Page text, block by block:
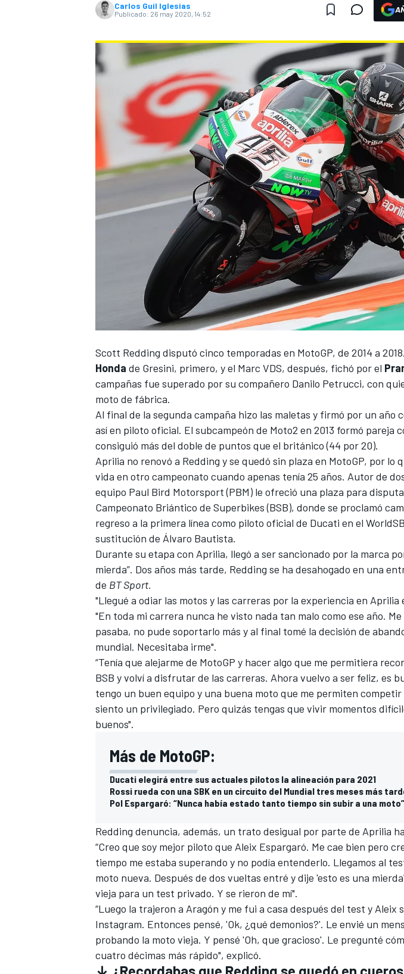
WEC
MÁS CATEGORÍAS
Carlos Guil Iglesias
Publicado: 26 may 2020, 14:52
Scott Redding disputó cinco temporadas en MotoGP, de 2014 a
Honda de Gresini, primero, y el Marc VDS, después, fichó por el
campañas fue superado por su compañero Danilo Petrucci, con
moto de fábrica.
Al final de la segunda campaña hizo las maletas y firmó por un año
así en piloto oficial. El subcampeón de Moto2 en 2013 formó pareja
consiguió más del doble de puntos que el británico (44 por 20).
Aprilia no renovó a Redding y se quedó sin plaza en MotoGP, por lo
vida en otro campeonato cuando apenas tenía 25 años. Autor de
equipo Paul Bird Motorsport (PBM) le ofreció una plaza para
Campeonato Briántico de Superbikes (BSB), donde se proclamó
regreso a la primera línea como piloto oficial de Ducati en el
sustitución de Álvaro Bautista.
Durante su etapa con Aprilia, llegó a sersancionado por la marca
mierda”. Dos años más tarde, Redding se ha desahogado en una
de BT Sport.
"Llegué a odiar las motos y las carreras por la experiencia en Aprilia
"En toda mi carrera nunca he visto nada tan malo como ese año.
pasaba, no pude soportarlo más y al final tomé la decisión de
mundial. Necesitaba irme".
“Tenía que alejarme de MotoGP y hacer algo que me permitiera
BSB y volví a disfrutar de las carreras. Ahora vuelvo a ser feliz, es
tengo un buen equipo y una buena moto que me permiten competir
siento un privilegiado. Pero quizás tengas que vivir momentos
buenos".
Más de MotoGP:
Ducati elegirá entre sus actuales pilotos la alineación para 2021
Rossi rueda con una SBK en un circuito del Mundial tres meses más
Pol Espargaró: “Nunca había estado tanto tiempo sin subir a una moto”
Redding denuncia, además, un trato desigual por parte de Aprilia
“Creo que soy mejor piloto que Aleix Espargaró. Me cae bien pero
tiempo me estaba superando y no podía entenderlo. Llegamos al
moto nueva. Después de dos vueltas entré y dije 'esto es una
vieja para un test privado. Y se rieron de mí".
“Luego la trajeron a Aragón y me fui a casa después del test y Aleix
Instagram. Entonces pensé, 'Ok, ¿qué demonios?'. Le envié un
probando la moto vieja. Y pensé 'Oh, que gracioso'. Le pregunté
cuatro décimas más rápido", explicó.